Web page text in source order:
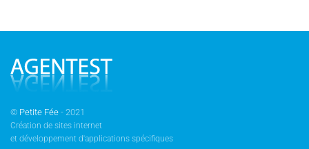
© Petite Fée - 2021
Création de sites internet
et développement d'applications spécifiques